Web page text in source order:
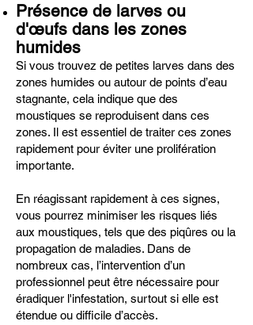
Présence de larves ou
d'œufs dans les zones
humides
Si vous trouvez de petites larves dans des
zones humides ou autour de points d’eau
stagnante, cela indique que des
moustiques se reproduisent dans ces
zones. Il est essentiel de traiter ces zones
rapidement pour éviter une prolifération
importante.
En réagissant rapidement à ces signes,
vous pourrez minimiser les risques liés
aux moustiques, tels que des piqûres ou la
propagation de maladies. Dans de
nombreux cas, l’intervention d’un
professionnel peut être nécessaire pour
éradiquer l'infestation, surtout si elle est
étendue ou difficile d’accès.